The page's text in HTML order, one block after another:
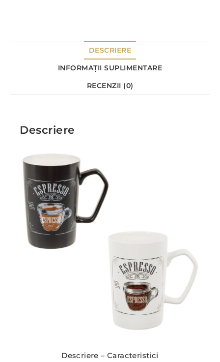
DESCRIERE
INFORMAȚII SUPLIMENTARE
RECENZII (0)
Descriere
Descriere – Caracteristici